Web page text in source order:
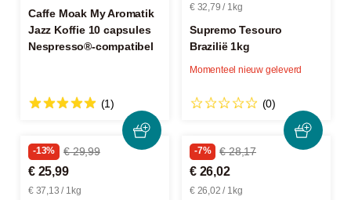
Caffe Moak My Aromatik
Jazz Koffie 10 capsules
Nespresso®-compatibel
(1)
€ 32,79 / 1kg
Supremo Tesouro
Brazilië 1kg
(0)
Momenteel nieuw geleverd
-13% € 29,99
€ 25,99
€ 37,13 / 1kg
-7% € 28,17
€ 26,02
€ 26,02 / 1kg